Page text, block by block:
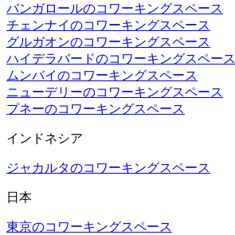
バンガロールのコワーキングスペース
チェンナイのコワーキングスペース
グルガオンのコワーキングスペース
ハイデラバードのコワーキングスペース
ムンバイのコワーキングスペース
ニューデリーのコワーキングスペース
プネーのコワーキングスペース
インドネシア
ジャカルタのコワーキングスペース
日本
東京のコワーキングスペース